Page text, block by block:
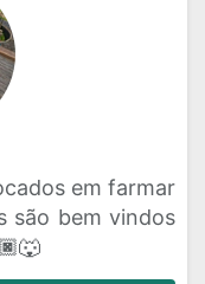
em farmar
são bem vindos